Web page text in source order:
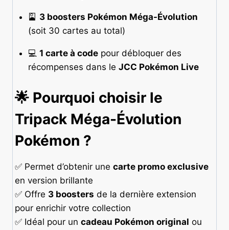
🎴 3 boosters Pokémon Méga-Évolution
(soit 30 cartes au total)
💻 1 carte à codepour débloquer des
récompenses dans le JCC Pokémon Live
🌟 Pourquoi choisir le
Tripack Méga-Évolution
Pokémon ?
✅ Permet d’obtenir une carte promo exclusive
en version brillante
✅ Offre 3 boosters de la dernière extension
pour enrichir votre collection
✅ Idéal pour un cadeau Pokémon original ou